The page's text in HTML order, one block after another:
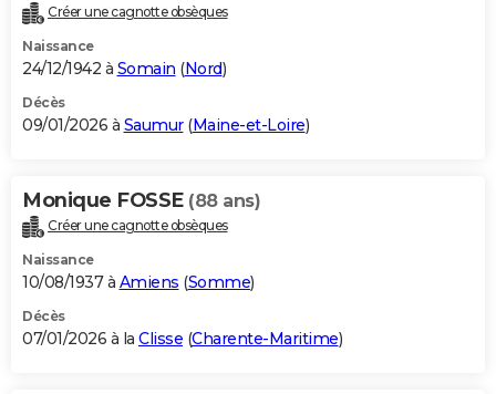
Créer une cagnotte obsèques
Naissance
24/12/1942 à Somain (Nord)
Décès
09/01/2026 à Saumur(Maine-et-Loire)
Monique FOSSE (88 ans)
Créer une cagnotte obsèques
Naissance
10/08/1937 à Amiens (Somme)
Décès
07/01/2026 à la Clisse (Charente-Maritime)